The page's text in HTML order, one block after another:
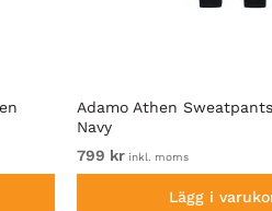
Adamo Athen
Navy
799 kr inkl. moms
Lägg i